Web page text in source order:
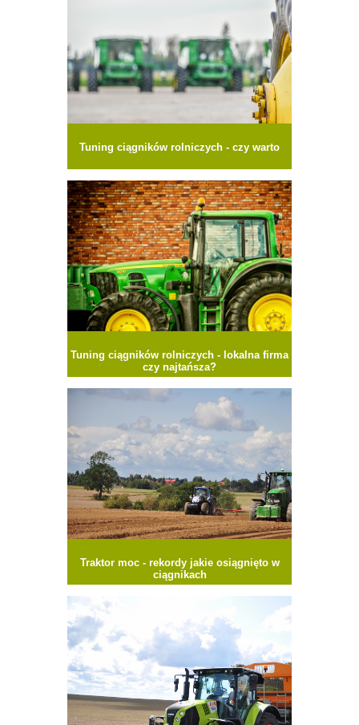
Tuning ciągników rolniczych - czy warto
Tuning ciągników rolniczych - lokalna firma
czy najtańsza?
Traktor moc - rekordy jakie osiągnięto w
ciągnikach